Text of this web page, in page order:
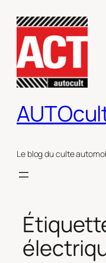
contenu
Le blog du culte